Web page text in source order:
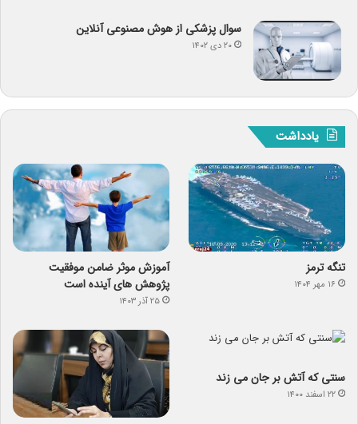
سوال پزشکی از هوش مصنوعی آنلاین
۲۰ دی ۱۴۰۲
یادداشت
تنگه ترمز
۱۶ مهر ۱۴۰۴
آموزش موثر ضامن موفقیت
پژوهش های آینده است
۲۵ آذر ۱۴۰۳
سنتی که آتش بر جان می زند
۲۲ اسفند ۱۴۰۰